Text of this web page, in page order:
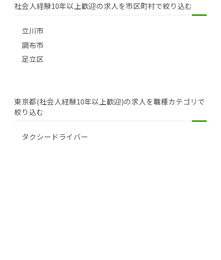
社会人経験10年以上歓迎の求人を市区町村で絞り込む
立川市
調布市
足立区
東京都(社会人経験10年以上歓迎)の求人を職種カテゴリで
絞り込む
タクシードライバー